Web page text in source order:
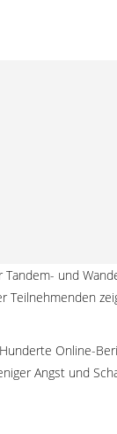
und
Online-
Angst und